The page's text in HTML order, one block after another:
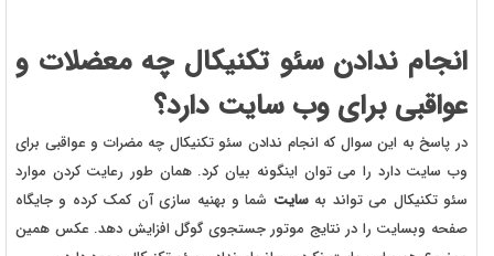
انجام ندادن سئو تکنیکال چه معضلات و
عواقبی برای وب سایت دارد؟
در پاسخ به این سوال که انجام ندادن سئو تکنیکال چه مضرات و عواقبی برای
وب سایت دارد را می توان اینگونه بیان کرد. همان طور رعایت کردن موارد
سئو تکنیکال می تواند بهسایت شما و بهنیه سازی آن کمک کرده و جایگاه
صفحه وبسایت را در نتایج موتور جستجوی گوگل افزایش دهد. عکس همین